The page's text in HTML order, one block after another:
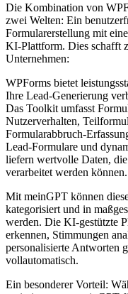
Die Kombination von
zwei Welten: Ein
Formularerstellung mit
KI-Plattform. Dies schafft
Unternehmen:
WPForms bietet
Ihre Lead-Generierung
Das Toolkit umfasst
Nutzerverhalten,
Formularabbruch-
Lead-Formulare und
liefern wertvolle Daten,
verarbeitet werden können.
Mit meinGPT können
kategorisiert und in
werden. Die KI-gestützte
erkennen, Stimmungen
personalisierte Antworten
vollautomatisch.
Ein besonderer Vorteil: